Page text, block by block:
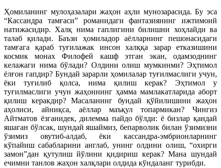
Ҳомиланинг мулоҳазалари жаҳон аҳли мунозарасида. Бу эса
“Кассандра тамғаси” романидаги фантазиянинг ижтимоий
натижасидир. Халқ нима гаплигини билишни хоҳлайди ва
талаб қилади. Баъзи ҳомиладор аёлларнинг пешонасидаги
тамғага қараб туғилажак инсон халққа зарар етказишини
космик монах Филофей кашф этган экан, одамзоднинг
келажаги нима бўлади? Олдини олиш мумкинми? Эҳтимол
ёлғон гапдир? Бундай зарарли ҳомилалар туғилмаслиги учун,
ёки туғилиб қолса, нима қилиш керак? Эҳтимол у
туғилмаслиги учун жаҳоннинг ҳамма мамлакатларида аборт
қилиш керакдир? Масаланинг бундай қўйилишини жаҳон
аҳолиси, айниқса, аёллар маъқул топармикан? Чингиз
Айтматов ёзганидек, дилемма пайдо бўлди: ё бизлар қандай
яшаган бўлсак, шундай яшаймиз, бепарволик билан ўзимизни
ўзимиз овутиб-алдаб, ёки кассандра-эмбрионларнинг
кўпайиш сабабларини англаб, унинг олдини олиш, “охирги
замон”дан қутулиш йўлини қидириш керак? Мана шундай
ечимни танлов жаҳон халқлари олдида кўндаланг турибди.